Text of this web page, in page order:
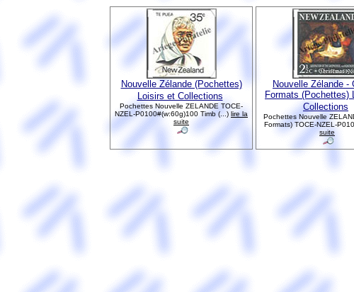
Nouvelle Zélande (Pochettes)
Loisirs et Collections
Pochettes Nouvelle ZELANDE TOCE-
NZEL-P0100#(w:60g)100 Timb (...) lire la
suite
Nouvelle Zélande -
Formats (Pochettes)
Collections
Pochettes Nouvelle
Formats) TOCE-NZEL-
suite